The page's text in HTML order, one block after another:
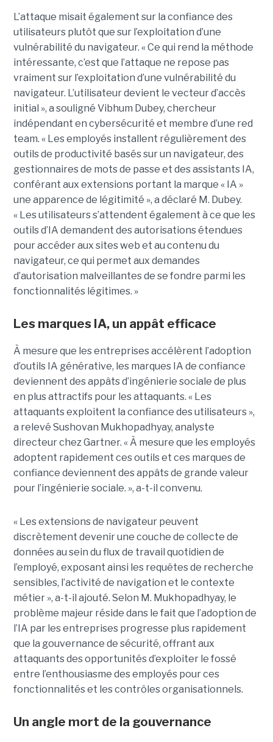
L’attaque misait également sur la confiance des
utilisateurs plutôt que sur l’exploitation d’une
vulnérabilité du navigateur. « Ce qui rend la méthode
intéressante, c’est que l’attaque ne repose pas
vraiment sur l’exploitation d’une vulnérabilité du
navigateur. L’utilisateur devient le vecteur d’accès
initial », a souligné Vibhum Dubey, chercheur
indépendant en cybersécurité et membre d’une red
team. « Les employés installent régulièrement des
outils de productivité basés sur un navigateur, des
gestionnaires de mots de passe et des assistants IA,
conférant aux extensions portant la marque « IA »
une apparence de légitimité », a déclaré M. Dubey.
« Les utilisateurs s’attendent également à ce que les
outils d’IA demandent des autorisations étendues
pour accéder aux sites web et au contenu du
navigateur, ce qui permet aux demandes
d’autorisation malveillantes de se fondre parmi les
fonctionnalités légitimes. »
Les marques IA, un appât efficace
À mesure que les entreprises accélèrent l’adoption
d’outils IA générative, les marques IA de confiance
deviennent des appâts d’ingénierie sociale de plus
en plus attractifs pour les attaquants. « Les
attaquants exploitent la confiance des utilisateurs »,
a relevé Sushovan Mukhopadhyay, analyste
directeur chez Gartner. « À mesure que les employés
adoptent rapidement ces outils et ces marques de
confiance deviennent des appâts de grande valeur
pour l’ingénierie sociale. », a-t-il convenu.
« Les extensions de navigateur peuvent
discrètement devenir une couche de collecte de
données au sein du flux de travail quotidien de
l’employé, exposant ainsi les requêtes de recherche
sensibles, l’activité de navigation et le contexte
métier », a-t-il ajouté. Selon M. Mukhopadhyay, le
problème majeur réside dans le fait que l’adoption de
l’IA par les entreprises progresse plus rapidement
que la gouvernance de sécurité, offrant aux
attaquants des opportunités d’exploiter le fossé
entre l’enthousiasme des employés pour ces
fonctionnalités et les contrôles organisationnels.
Un angle mort de la gouvernance